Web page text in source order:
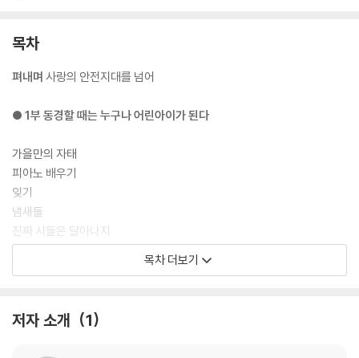
목차
펴내며 사랑의 안전지대를 넘어
● 1부 동경할 때는 누구나 어린아이가 된다
가을만의 자태
피아노 배우기
잊기
냄새들
진짜 시들은 달아나지
착하지 않은 말
일상적 영웅
목차 더보기
저자 소개 1